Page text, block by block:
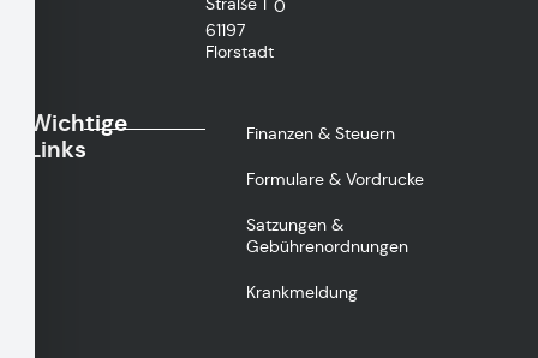
61197
Florstadt
0
Wichtige
Links
Finanzen & Steuern
Formulare & Vordrucke
Satzungen &
Gebührenordnungen
Krankmeldung